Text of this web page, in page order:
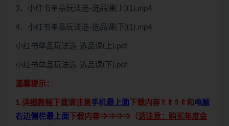
3、小红书单品玩法选-选品课(上)(1).mp4
4、小红书单品玩法选-选品课(下)(1).mp4
小红书单品玩法选-选品课(上).pdf
小红书单品玩法选-选品课(下).pdf
温馨提示：
1.详细教程下载请注意手机最上面 下载内容⇑⇑⇑⇑和 电脑
右边侧栏最上面
下载内容⇒⇒⇒⇒（请注意：购买年度会